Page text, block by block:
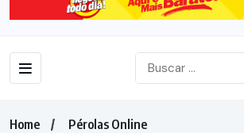
Home
Pérolas Online